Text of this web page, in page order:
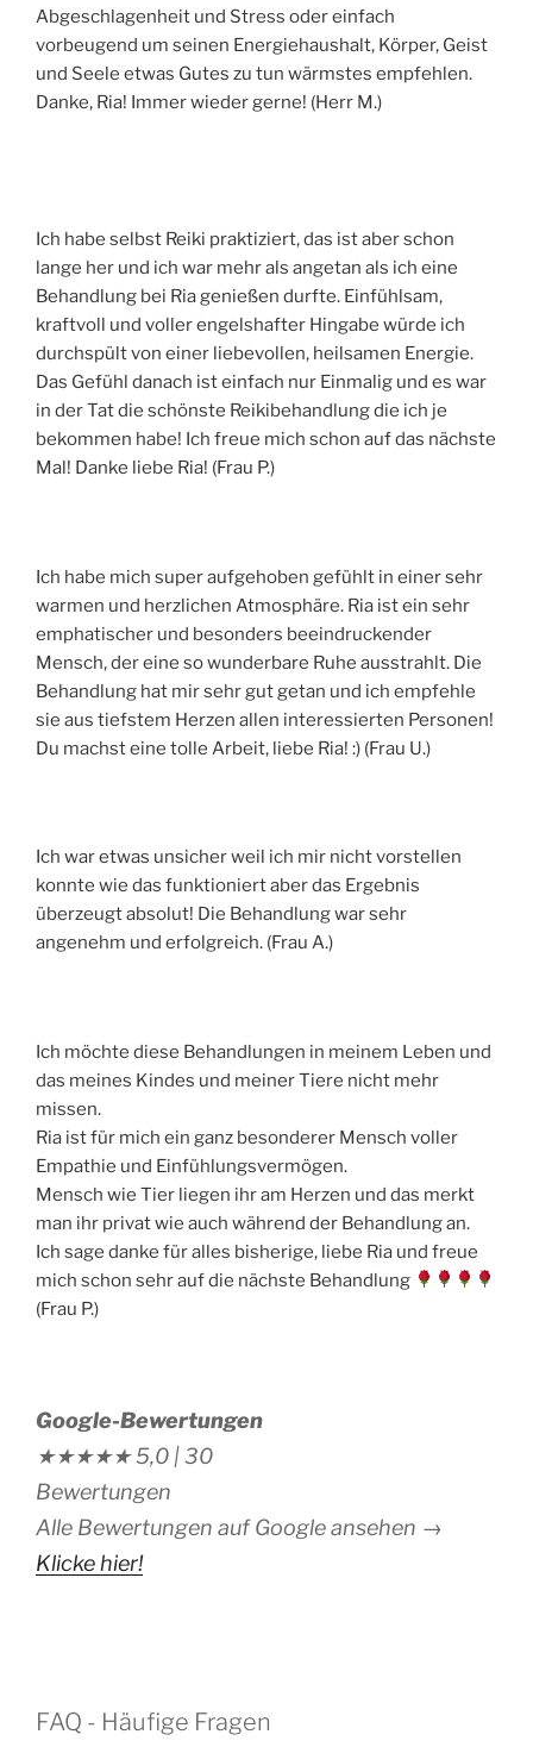
Abgeschlagenheit und Stress oder einfach
vorbeugend um seinen Energiehaushalt, Körper, Geist
und Seele etwas Gutes zu tun wärmstes empfehlen.
Danke, Ria! Immer wieder gerne! (Herr M.)
Ich habe selbst Reiki praktiziert, das ist aber schon
lange her und ich war mehr als angetan als ich eine
Behandlung bei Ria genießen durfte. Einfühlsam,
kraftvoll und voller engelshafter Hingabe würde ich
durchspült von einer liebevollen, heilsamen Energie.
Das Gefühl danach ist einfach nur Einmalig und es war
in der Tat die schönste Reikibehandlung die ich je
bekommen habe! Ich freue mich schon auf das nächste
Mal! Danke liebe Ria! (Frau P.)
Ich habe mich super aufgehoben gefühlt in einer sehr
warmen und herzlichen Atmosphäre. Ria ist ein sehr
emphatischer und besonders beeindruckender
Mensch, der eine so wunderbare Ruhe ausstrahlt. Die
Behandlung hat mir sehr gut getan und ich empfehle
sie aus tiefstem Herzen allen interessierten Personen!
Du machst eine tolle Arbeit, liebe Ria! :) (Frau U.)
Ich war etwas unsicher weil ich mir nicht vorstellen
konnte wie das funktioniert aber das Ergebnis
überzeugt absolut! Die Behandlung war sehr
angenehm und erfolgreich. (Frau A.)
Ich möchte diese Behandlungen in meinem Leben und
das meines Kindes und meiner Tiere nicht mehr
missen.
Ria ist für mich ein ganz besonderer Mensch voller
Empathie und Einfühlungsvermögen.
Mensch wie Tier liegen ihr am Herzen und das merkt
man ihr privat wie auch während der Behandlung an.
Ich sage danke für alles bisherige, liebe Ria und freue
mich schon sehr auf die nächste Behandlung
(Frau P.)
Google-Bewertungen
★★★★★5,0 |30
Bewertungen
Alle Bewertungen auf Google ansehen →
Klicke hier!
FAQ - Häufige Fragen